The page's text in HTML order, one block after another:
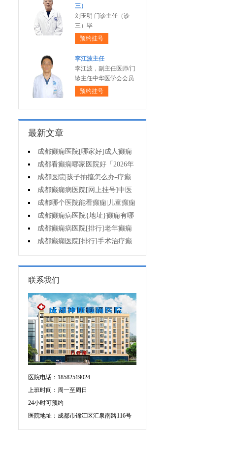
三）
刘玉明 门诊主任（诊
三）毕
预约挂号
李江波主任
李江波，副主任医师/门
诊主任中华医学会会员
预约挂号
最新文章
成都癫痫医院[哪家好]成人癫痫
有什么症状?
成都看癫痫哪家医院好「2026年
度公布」癫痫病的用药注意事项有
什么?
成都医院|孩子抽搐怎么办-疗癫
痫用药注意哪些?
成都癫痫病医院[网上挂号]中医
药治疗儿童癫痫的费用是多少?
成都哪个医院能看癫痫|儿童癫痫
怎么治疗?
成都癫痫病医院{地址}癫痫有哪
些治疗方式?
成都癫痫病医院[排行]老年癫痫
要做好什么护理?
成都癫痫医院[排行]手术治疗癫
痫要注意什么?
联系我们
医院电话：18582519024
上班时间：周一至周日
24小时可预约
医院地址：成都市锦江区汇泉南路116号